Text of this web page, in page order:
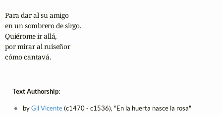
Para dar al su amigo
en un sombrero de sirgo.
Quiérome ir allá,
por mirar al ruiseñor
cómo cantavá.
Text Authorship:
byGil Vicente(c1470 - c1536), "En la huerta nasce la rosa"